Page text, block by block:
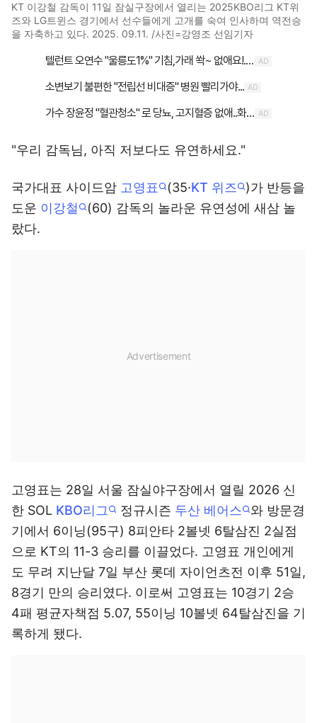
KT 이강철 감독이 11일 잠실구장에서 열리는 2025KBO리그 KT위
즈와 LG트윈스 경기에서 선수들에게 고개를 숙여 인사하며 역전승
을 자축하고 있다. 2025. 09.11. /사진=강영조 선임기자
"우리 감독님, 아직 저보다도 유연하세요."
국가대표 사이드암 고영표 (35·KT 위즈
)가 반등을
도운 이강철
(60) 감독의 놀라운 유연성에 새삼 놀
랐다.
고영표는 28일 서울 잠실야구장에서 열릴 2026 신
한 SOL KBO리그 정규시즌 두산 베어스
와 방문경
기에서 6이닝(95구) 8피안타 2볼넷 6탈삼진 2실점
으로 KT의 11-3 승리를 이끌었다. 고영표 개인에게
도 무려 지난달 7일 부산 롯데 자이언츠전 이후 51일,
8경기 만의 승리였다. 이로써 고영표는 10경기 2승
4패 평균자책점 5.07, 55이닝 10볼넷 64탈삼진을 기
록하게 됐다.